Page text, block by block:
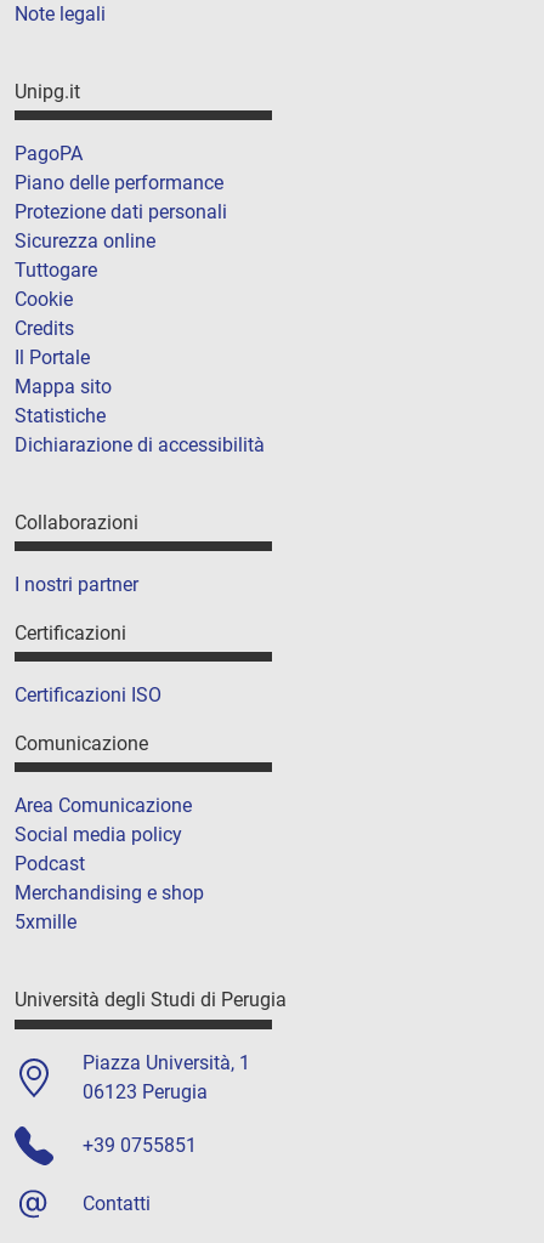
Note legali
Unipg.it
PagoPA
Piano delle performance
Protezione dati personali
Sicurezza online
Tuttogare
Cookie
Credits
Il Portale
Mappa sito
Statistiche
Dichiarazione di accessibilità
Collaborazioni
I nostri partner
Certificazioni
Certificazioni ISO
Comunicazione
Area Comunicazione
Social media policy
Podcast
Merchandising e shop
5xmille
Università degli Studi di Perugia
Piazza Università, 1
06123 Perugia
+39 0755851
Contatti